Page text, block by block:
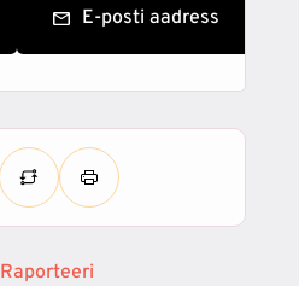
E-posti aadress
Raporteeri